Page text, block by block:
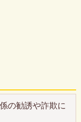
の勧誘や詐欺に